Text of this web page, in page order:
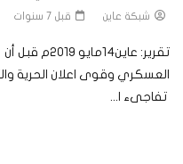
شبكة عاين قبل 7 سنوات
تقرير:
العسكري وقوى اعلان الحرية
تفاجىء ا...